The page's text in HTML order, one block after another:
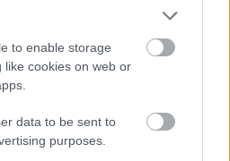
to enable storage
like cookies on web or
data to be sent to
purposes.
para seguir adelante
alcanzar la felicidad
integral dependen de
Al aplicar los consejos,
de este artículo, puedes
el éxito y la felicidad